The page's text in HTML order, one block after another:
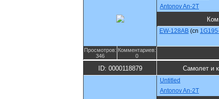
Antonov An-2T
EW-128AB (cn
Просмотров:
346
Комментариев:
0
ID: 0000118879 Самолет и
Untitled
Antonov An-2T